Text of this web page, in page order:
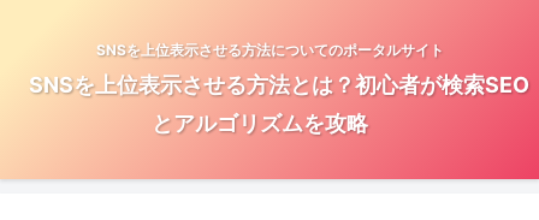
SNSを上位表示させる方法についてのポータルサイト
SNSを上位表示させる方法とは？初心者が検索SEO
とアルゴリズムを攻略